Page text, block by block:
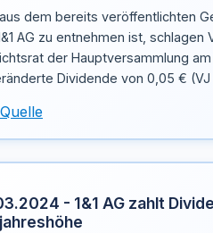
dem bereits veröffentlichten
AG zu entnehmen ist, schlagen
der Hauptversammlung
Dividende von 0,05 €
- 1&1 AG zahlt